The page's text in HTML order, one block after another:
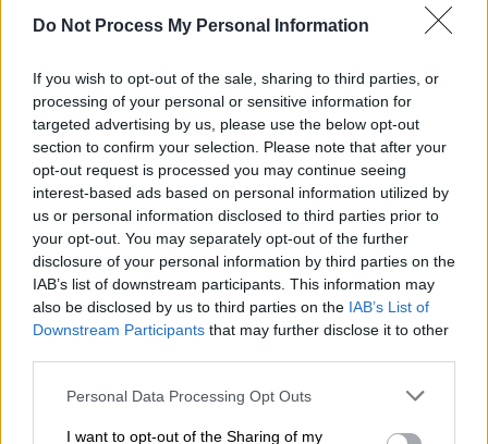
Do Not Process My Personal Information
If you wish to opt-out of the sale, sharing to third parties, or
processing of your personal or sensitive information for
targeted advertising by us, please use the below opt-out
section to confirm your selection. Please note that after your
opt-out request is processed you may continue seeing
interest-based ads based on personal information utilized by
us or personal information disclosed to third parties prior to
your opt-out. You may separately opt-out of the further
disclosure of your personal information by third parties on the
IAB’s list of downstream participants. This information may
also be disclosed by us to third parties on the IAB’s List of
Downstream Participants that may further disclose it to other
Please note that this website/app uses one or more Google
not limited to your visit or usage behaviour. You may click to
Personal Data Processing Opt Outs
I want to opt-out of the Sharing of my
Travel|25.06.2025 22:40
Τα 10 ελληνικά νησιά που σαρώνουν στις
προτιμήσεις των τουριστών το 2025
σύμφωνα με την Daily Mail
Από την Πάρο μέχρι τη Ζάκυνθο, νέα έρευνα
δείχνει εκτόξευση του ενδιαφέροντος για
συγκεκριμένους ελληνικούς προορισμούς